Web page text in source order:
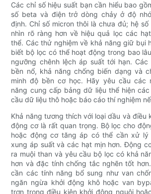
Các chỉ số hiệu suất bạn cần hiểu bao
số beta và điện trở dòng chảy ở độ
định. Chỉ số micron thôi là chưa đủ; hệ
nhìn rõ ràng hơn về hiệu quả lọc các
thể. Các thử nghiệm về khả năng giữ bụi
biết bộ lọc có thể hoạt động trong bao
ngưỡng chênh lệch áp suất tới hạn.
bền nổ, khả năng chống biến dạng và
minh độ bền cơ học. Hãy yêu cầu các
năng cung cấp bảng dữ liệu thể hiện
cầu dữ liệu thô hoặc báo cáo thí nghiệm
Khả năng tương thích với loại dầu và điều
động cơ là rất quan trọng. Bộ lọc cho
hoặc động cơ tăng áp có thể cần xử lý
xung áp suất và các hạt mịn hơn. Động
ra muội than và yêu cầu bộ lọc có khả
hơn và đặc tính chống tắc nghẽn tốt
cần các tính năng bổ sung như van
ngăn ngừa khởi động khô hoặc van
trơn trong điều kiện khởi động nguội